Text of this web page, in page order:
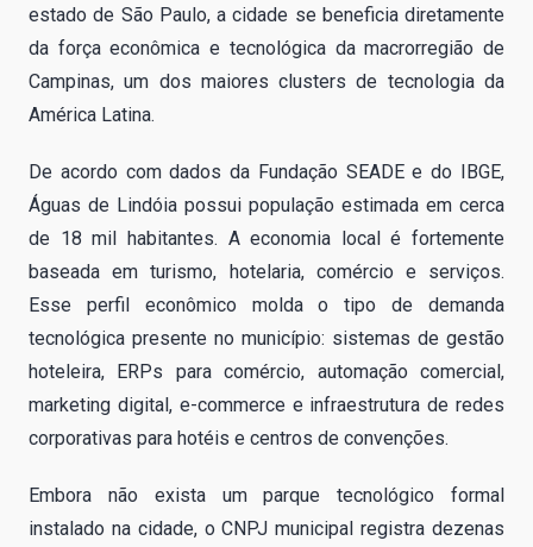
estado de São Paulo, a cidade se beneficia diretamente
da força econômica e tecnológica da macrorregião de
Campinas, um dos maiores clusters de tecnologia da
América Latina.
De acordo com dados da Fundação SEADE e do IBGE,
Águas de Lindóia possui população estimada em cerca
de 18 mil habitantes. A economia local é fortemente
baseada em turismo, hotelaria, comércio e serviços.
Esse perfil econômico molda o tipo de demanda
tecnológica presente no município: sistemas de gestão
hoteleira, ERPs para comércio, automação comercial,
marketing digital, e-commerce e infraestrutura de redes
corporativas para hotéis e centros de convenções.
Embora não exista um parque tecnológico formal
instalado na cidade, o CNPJ municipal registra dezenas